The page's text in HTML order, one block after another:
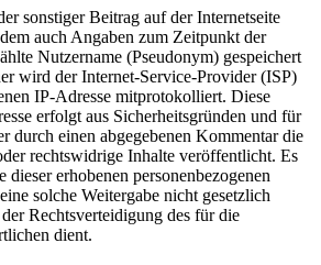
sonstiger Beitrag auf der Internetseite
auch Angaben zum Zeitpunkt der
Nutzername (Pseudonym) gespeichert
wird der Internet-Service-Provider (ISP)
IP-Adresse mitprotokolliert. Diese
erfolgt aus Sicherheitsgründen und für
durch einen abgegebenen Kommentar die
rechtswidrige Inhalte veröffentlicht. Es
dieser erhobenen personenbezogenen
solche Weitergabe nicht gesetzlich
Rechtsverteidigung des für die
dient.